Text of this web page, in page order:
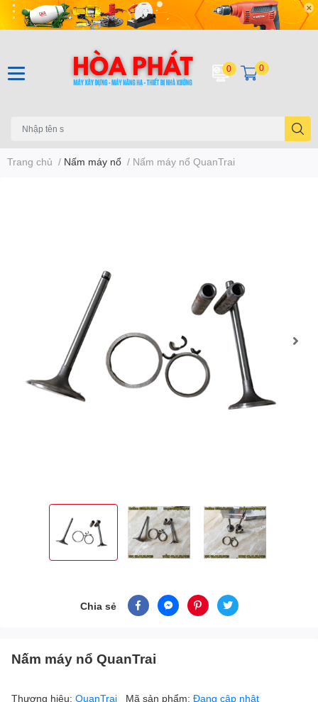
0 0
Trang chủ / Nấm máy nổ / Nấm máy nổ QuanTrai
Chia sẻ
Nấm máy nổ QuanTrai
Thương hiệu: QuanTrai Mã sản phẩm: Đang cập nhật